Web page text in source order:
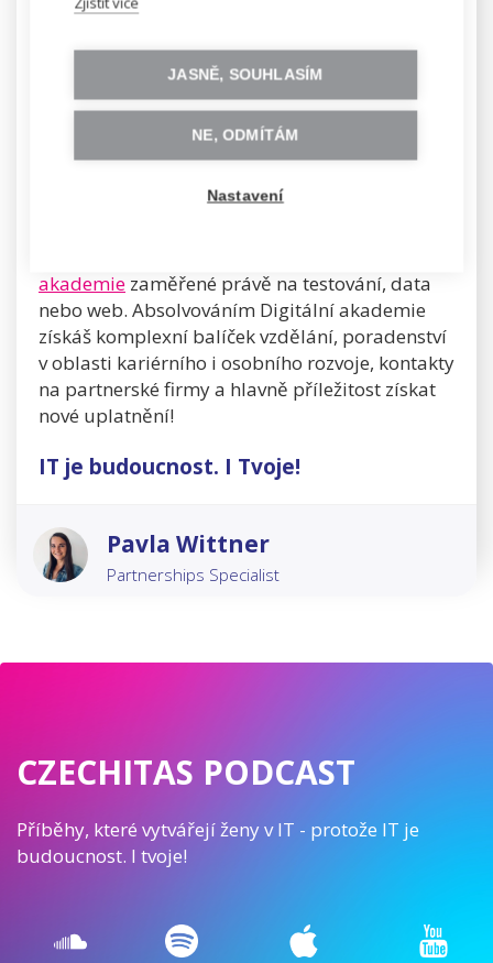
skamarádit.
Zaujala tě některá z popsaných pozic a říkáš si,
že bys v ní mohla být dobrá? To je skvělé! Nikdy
není pozdě na to změnit svou kariéru a dělat to,
tě můžeme vybavit požadovanými hard skills
akademie zaměřené právě na testování, data
nebo web. Absolvováním Digitální akademie
získáš komplexní balíček vzdělání, poradenství
v oblasti kariérního i osobního rozvoje, kontakty
na partnerské firmy a hlavně příležitost získat
nové uplatnění!
IT je budoucnost. I Tvoje!
Pavla Wittner
Partnerships Specialist
CZECHITAS PODCAST
Příběhy, které vytvářejí ženy v IT - protože IT je
budoucnost. I tvoje!
JASNĚ, SOUHLASÍM
NE, ODMÍTÁM
Nastavení